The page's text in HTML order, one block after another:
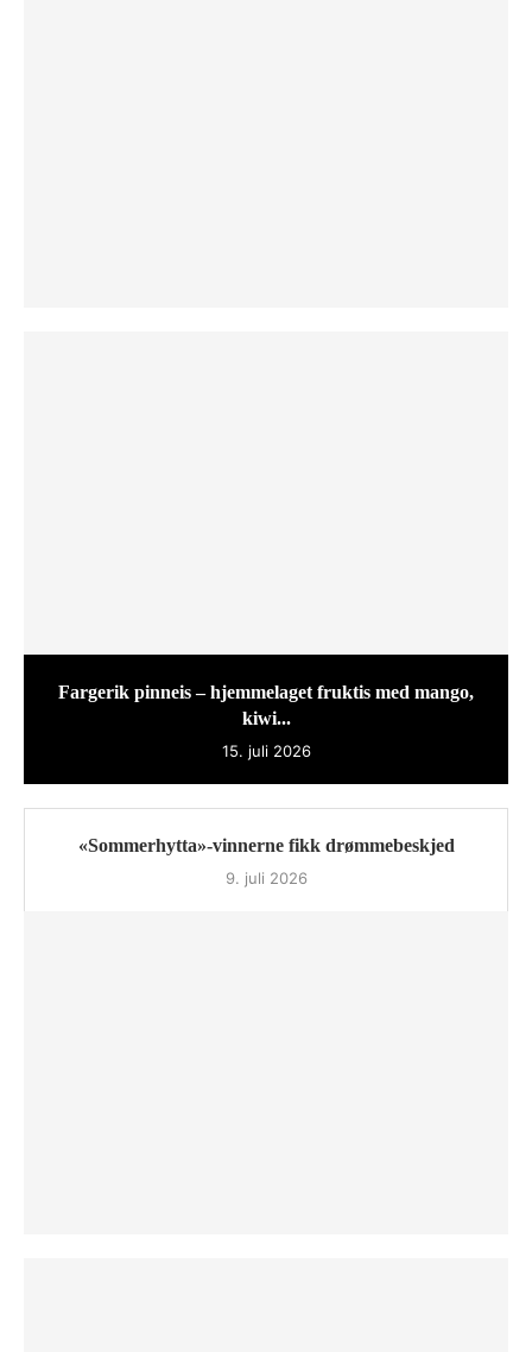
Fargerik pinneis – hjemmelaget fruktis med mango,
kiwi...
15. juli 2026
«Sommerhytta»-vinnerne fikk drømmebeskjed
9. juli 2026